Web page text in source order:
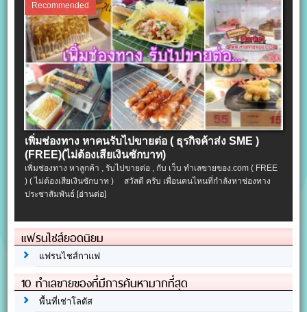
Recommended
เพิ่มช่องทาง หาคนรับไปขายต่อ ( ธุรกิจค้าส่ง SME )
(FREE)(ไม่ต้องเสียเงินซักบาท)
เพิ่มช่องทาง หาลูกค้า , รับไปขายต่อ , กับ เว็บ ทำเลขายของ.com ( FREE
) ( ไม่ต้องเสียเงินซักบาท ) สวัสดี ครับ เพื่อนคนไหนที่กำลังหาช่องทาง
ประชาสัมพันธ์[อ่านต่อ]
แฟรนไชส์ยอดนิยม
แฟรนไชส์กาแฟ
10 ทำเลขายของที่มีการค้นหามากที่สุด
พื้นที่เช่าโลตัส